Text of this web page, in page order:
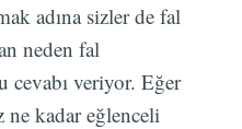
adına sizler de fal
neden fal
cevabı veriyor. Eğer
ne kadar eğlenceli